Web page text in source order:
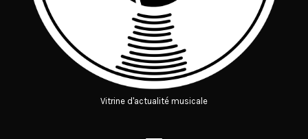
Vitrine d'actualité musicale